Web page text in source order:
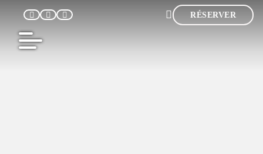
RÉSERVER